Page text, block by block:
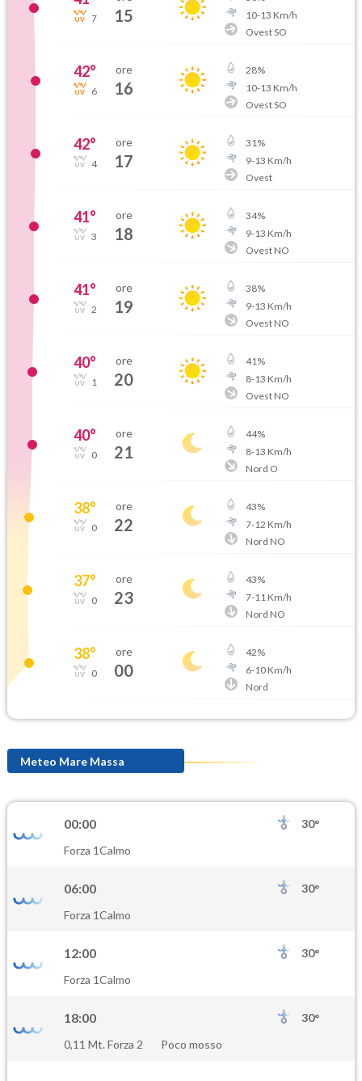
7 15
10-13 Km/h
Ovest SO
42°
6
ore
16
28%
10-13 Km/h
Ovest SO
42°
4
ore
17
31%
9-13 Km/h
Ovest
41°
3
ore
18
34%
9-13 Km/h
Ovest NO
41°
2
ore
19
38%
9-13 Km/h
Ovest NO
40°
1
ore
20
41%
8-13 Km/h
Ovest NO
40°
0
ore
21
44%
8-13 Km/h
Nord O
38°
0
ore
22
43%
7-12 Km/h
Nord NO
37°
0
ore
23
43%
7-11 Km/h
Nord NO
38°
0
ore
00
42%
6-10Km/h
Nord
Meteo Mare Massa
00:00
30°
Forza 1Calmo
06:00
30°
Forza 1Calmo
12:00
30°
Forza 1Calmo
18:00
30°
0,11 Mt. Forza 2
Poco mosso